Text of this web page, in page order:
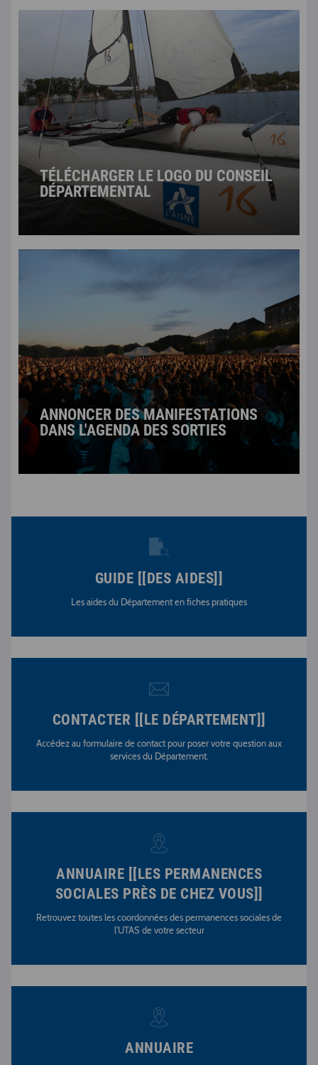
TÉLÉCHARGER LE LOGO DU CONSEIL
DÉPARTEMENTAL
ANNONCER DES MANIFESTATIONS
DANS L'AGENDA DES SORTIES
GUIDE [[DES AIDES]]
Les aides du Département en fiches pratiques
CONTACTER [[LE DÉPARTEMENT]]
Accédez au formulaire de contact pour poser votre question aux
services du Département.
ANNUAIRE [[LES PERMANENCES
SOCIALES PRÈS DE CHEZ VOUS]]
Retrouvez toutes les coordonnées des permanences sociales de
l'UTAS de votre secteur
ANNUAIRE